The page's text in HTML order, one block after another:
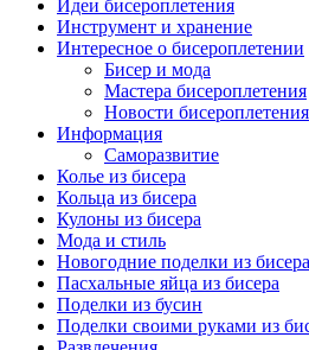
Идеи бисероплетения
Инструмент и хранение
Интересное о бисероплетении
Бисер и мода
Мастера бисероплетения
Новости бисероплетения
Информация
Саморазвитие
Колье из бисера
Кольца из бисера
Кулоны из бисера
Мода и стиль
Новогодние поделки из бисера
Пасхальные яйца из бисера
Поделки из бусин
Поделки своими руками из